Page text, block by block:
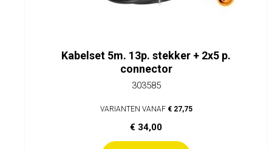
Kabelset 5m. 13p. stekker + 2x5 p.
connector
303585
VARIANTEN VANAF € 27,75
€ 34,00